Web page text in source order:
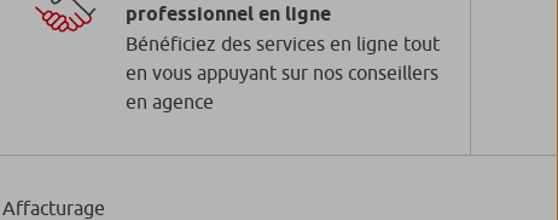
professionnel en ligne
Bénéficiez des services en ligne tout
en vous appuyant sur nos conseillers
en agence
Affacturage